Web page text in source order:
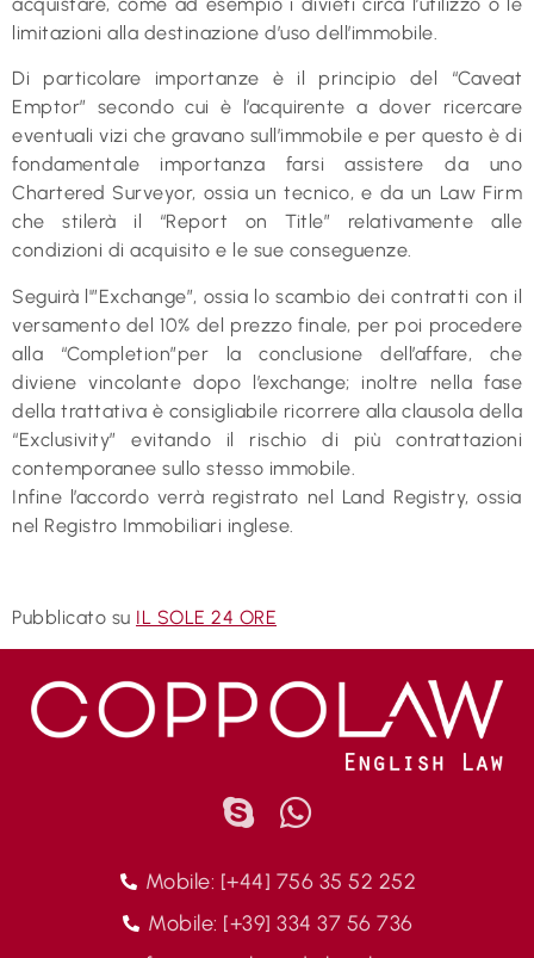
limitazioni alla destinazione d’uso dell’immobile.
Di particolare importanze è il principio del “Caveat
Emptor” secondo cui è l’acquirente a dover ricercare
eventuali vizi che gravano sull’immobile e per questo è di
fondamentale importanza farsi assistere da uno
Chartered Surveyor, ossia un tecnico, e da un Law Firm
che stilerà il “Report on Title” relativamente alle
condizioni di acquisito e le sue conseguenze.
Seguirà l'”Exchange”, ossia lo scambio dei contratti con il
versamento del 10% del prezzo finale, per poi procedere
alla “Completion”per la conclusione dell’affare, che
diviene vincolante dopo l’exchange; inoltre nella fase
della trattativa è consigliabile ricorrere alla clausola della
“Exclusivity” evitando il rischio di più contrattazioni
contemporanee sullo stesso immobile.
Infine l’accordo verrà registrato nel Land Registry, ossia
nel Registro Immobiliari inglese.
Pubblicato su IL SOLE 24 ORE
Mobile: [+44] 756 35 52 252
Mobile: [+39] 334 37 56 736